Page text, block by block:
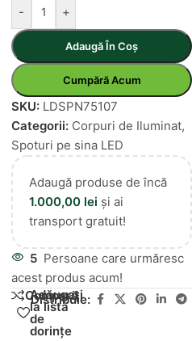
- +
Adaugă În Coș
Cumpără Acum
SKU: LDSPN75107
Categorii: Corpuri de Iluminat,
Spoturi pe sina LED
Adaugă produse de încă
1.000,00 lei și ai
transport gratuit!
5 Persoane care urmăresc
acest produs acum!
Compară
Adăugați
la lista
de
dorințe
Distribuie: